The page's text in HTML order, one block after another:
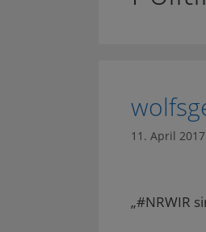
11. April 2017
„#NRWIR